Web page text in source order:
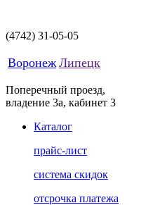
(4742) 31-05-05
Воронеж Липецк
Поперечный проезд,
владение 3а, кабинет 3
Каталог
прайс-лист
система скидок
отсрочка платежа